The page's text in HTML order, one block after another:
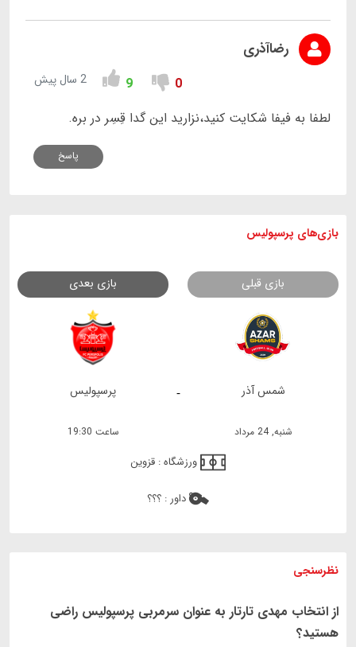
رضاآذری
0
9 2 سال پیش
لطفا به فیفا شکایت کنید،نزارید این گدا قِسِر در بره.
پاسخ
بازی های پرسپولیس
بازی قبلی بازی بعدی
- شمس آذر پرسپولیس
شنبه, 24 مرداد ساعت 19:30
ورزشگاه : قزوین
داور : ؟؟؟
نظرسنجی
از انتخاب مهدی تارتار به عنوان سرمربی پرسپولیس راضی
هستید؟